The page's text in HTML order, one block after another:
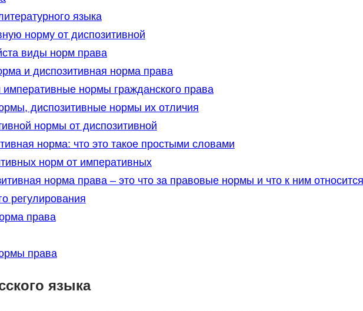
языка
норму от диспозитивной
виды норм права
и диспозитивная норма права
нормы гражданского права
диспозитивные нормы их отличия
нормы от диспозитивной
норма: что это такое простыми словами
норм от императивных
норма права – это что за правовые нормы и что к ним относится
регулирования
права
права
языка